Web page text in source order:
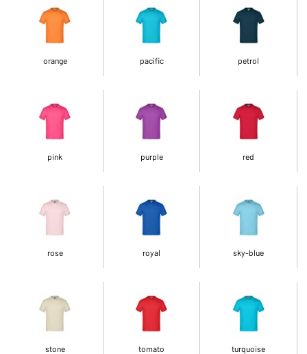
orange pacific petrol
pink purple red
rose royal sky-blue
stone tomato turquoise